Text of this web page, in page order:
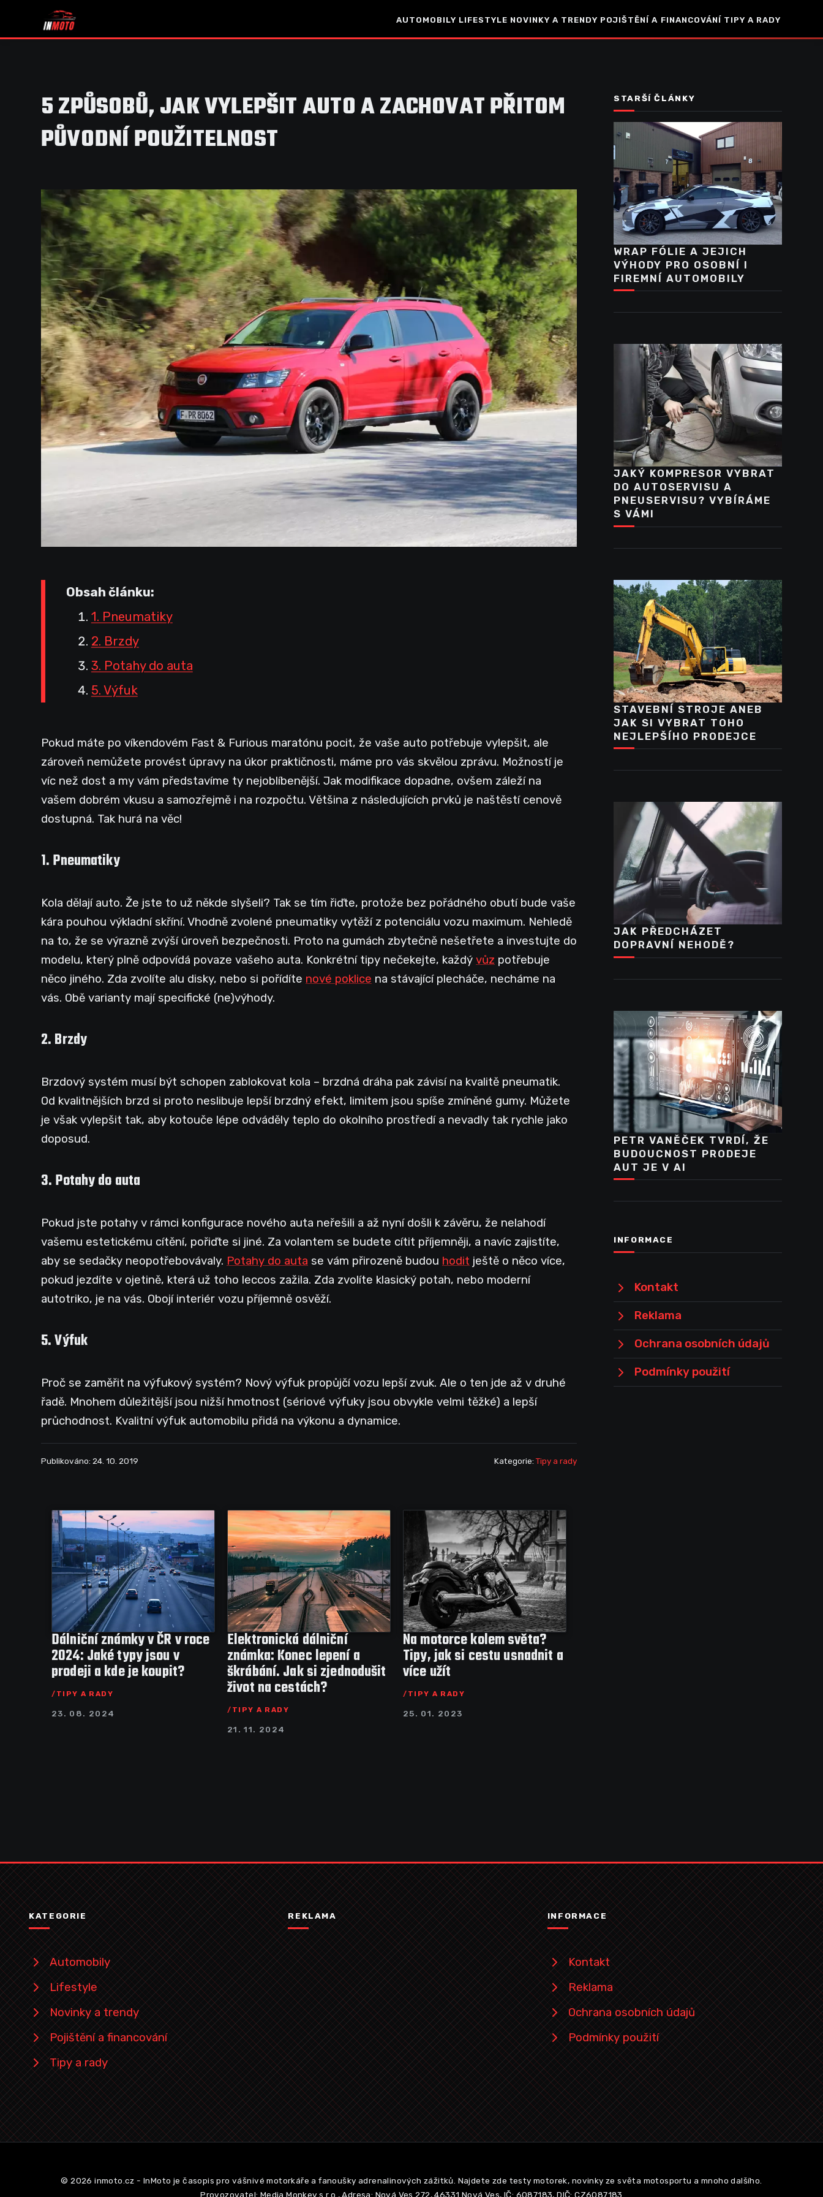
AUTOMOBILY LIFESTYLE NOVINKY A TRENDY POJIŠTĚNÍ A FINANCOVÁNÍ TIPY A RADY
5 ZPŮSOBŮ, JAK VYLEPŠIT AUTO A ZACHOVAT PŘITOM
PŮVODNÍ POUŽITELNOST
Obsah článku:
1. Pneumatiky
2. Brzdy
3. Potahy do auta
5. Výfuk
Pokud máte po víkendovém Fast & Furious maratónu pocit, že vaše auto potřebuje vylepšit, ale
zároveň nemůžete provést úpravy na úkor praktičnosti, máme pro vás skvělou zprávu. Možností je
víc než dost a my vám představíme ty nejoblíbenější. Jak modifikace dopadne, ovšem záleží na
vašem dobrém vkusu a samozřejmě i na rozpočtu. Většina z následujících prvků je naštěstí cenově
dostupná. Tak hurá na věc!
1. Pneumatiky
Kola dělají auto. Že jste to už někde slyšeli? Tak se tím řiďte, protože bez pořádného obutí bude vaše
kára pouhou výkladní skříní. Vhodně zvolené pneumatiky vytěží z potenciálu vozu maximum. Nehledě
na to, že se výrazně zvýší úroveň bezpečnosti. Proto na gumách zbytečně nešetřete a investujte do
modelu, který plně odpovídá povaze vašeho auta. Konkrétní tipy nečekejte, každý vůz potřebuje
něco jiného. Zda zvolíte alu disky, nebo si pořídíte nové poklice na stávající plecháče, necháme na
vás. Obě varianty mají specifické (ne)výhody.
2. Brzdy
Brzdový systém musí být schopen zablokovat kola – brzdná dráha pak závisí na kvalitě pneumatik.
Od kvalitnějších brzd si proto neslibuje lepší brzdný efekt, limitem jsou spíše zmíněné gumy. Můžete
je však vylepšit tak, aby kotouče lépe odváděly teplo do okolního prostředí a nevadly tak rychle jako
doposud.
3. Potahy do auta
Pokud jste potahy v rámci konfigurace nového auta neřešili a až nyní došli k závěru, že nelahodí
vašemu estetickému cítění, pořiďte si jiné. Za volantem se budete cítit příjemněji, a navíc zajistíte,
aby se sedačky neopotřebovávaly. Potahy do auta se vám přirozeně budou hodit ještě o něco více,
pokud jezdíte v ojetině, která už toho leccos zažila. Zda zvolíte klasický potah, nebo moderní
autotriko, je na vás. Obojí interiér vozu příjemně osvěží.
5. Výfuk
Proč se zaměřit na výfukový systém? Nový výfuk propůjčí vozu lepší zvuk. Ale o ten jde až v druhé
řadě. Mnohem důležitější jsou nižší hmotnost (sériové výfuky jsou obvykle velmi těžké) a lepší
průchodnost. Kvalitní výfuk automobilu přidá na výkonu a dynamice.
Publikováno: 24. 10. 2019 Kategorie:Tipy a rady
Dálniční známky v ČR v roce
2024: Jaké typy jsou v
prodeji a kde je koupit?
TIPY A RADY
23. 08. 2024
Elektronická dálniční
známka: Konec lepení a
škrábání. Jak si zjednodušit
život na cestách?
TIPY A RADY
21. 11. 2024
Na motorce kolem světa?
Tipy, jak si cestu usnadnit a
více užít
TIPY A RADY
25. 01. 2023
STARŠÍ ČLÁNKY
WRAP FÓLIE A JEJICH
VÝHODY PRO OSOBNÍ I
FIREMNÍ AUTOMOBILY
JAKÝ KOMPRESOR VYBRAT
DO AUTOSERVISU A
PNEUSERVISU? VYBÍRÁME
S VÁMI
STAVEBNÍ STROJE ANEB
JAK SI VYBRAT TOHO
NEJLEPŠÍHO PRODEJCE
JAK PŘEDCHÁZET
DOPRAVNÍ NEHODĚ?
PETR VANĚČEK TVRDÍ, ŽE
BUDOUCNOST PRODEJE
AUT JE V AI
INFORMACE
Kontakt
Reklama
Ochrana osobních údajů
Podmínky použití
KATEGORIE
Automobily
Lifestyle
Novinky a trendy
Pojištění a financování
Tipy a rady
REKLAMA INFORMACE
Kontakt
Reklama
Ochrana osobních údajů
Podmínky použití
© 2026 inmoto.cz - InMoto je časopis pro vášnivé motorkáře a fanoušky adrenalinových zážitků. Najdete zde testy motorek, novinky ze světa motosportu a mnoho dalšího.
Provozovatel: Media Monkey s.r.o., Adresa: Nová Ves 272, 46331 Nová Ves, IČ: 6087183, DIČ: CZ6087183